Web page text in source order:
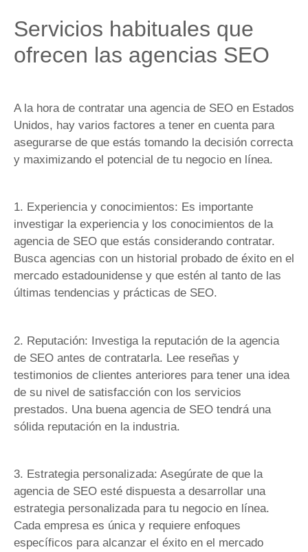
Servicios habituales que
ofrecen las agencias SEO
A la hora de contratar una agencia de SEO en Estados
Unidos, hay varios factores a tener en cuenta para
asegurarse de que estás tomando la decisión correcta
y maximizando el potencial de tu negocio en línea.
1. Experiencia y conocimientos: Es importante
investigar la experiencia y los conocimientos de la
agencia de SEO que estás considerando contratar.
Busca agencias con un historial probado de éxito en el
mercado estadounidense y que estén al tanto de las
últimas tendencias y prácticas de SEO.
2. Reputación: Investiga la reputación de la agencia
de SEO antes de contratarla. Lee reseñas y
testimonios de clientes anteriores para tener una idea
de su nivel de satisfacción con los servicios
prestados. Una buena agencia de SEO tendrá una
sólida reputación en la industria.
3. Estrategia personalizada: Asegúrate de que la
agencia de SEO esté dispuesta a desarrollar una
estrategia personalizada para tu negocio en línea.
Cada empresa es única y requiere enfoques
específicos para alcanzar el éxito en el mercado